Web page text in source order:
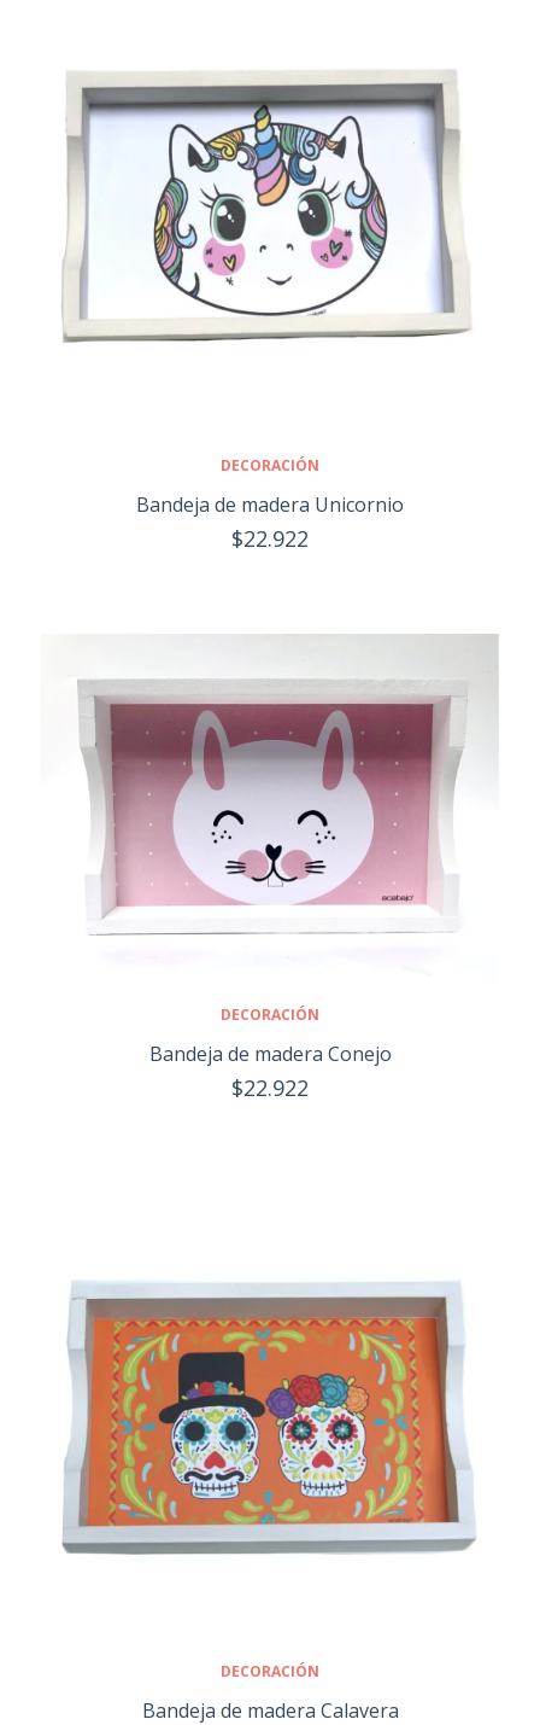
DECORACIÓN
Bandeja de madera Unicornio
$22.922
DECORACIÓN
Bandeja de madera Conejo
$22.922
DECORACIÓN
Bandeja de madera Calavera